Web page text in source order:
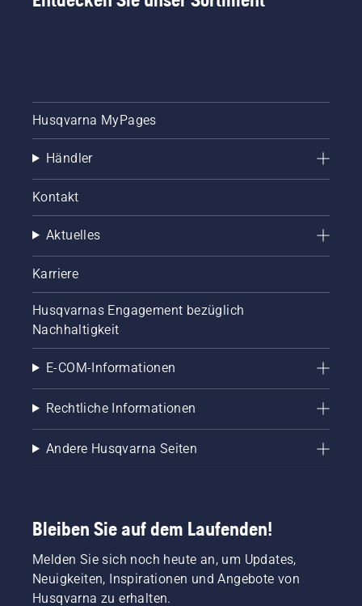
Husqvarna MyPages
Händler
Kontakt
Aktuelles
Karriere
Husqvarnas Engagement bezüglich
Nachhaltigkeit
E-COM-Informationen
Rechtliche Informationen
Andere Husqvarna Seiten
Bleiben Sie auf dem Laufenden!
Melden Sie sich noch heute an, um Updates,
Neuigkeiten, Inspirationen und Angebote von
Husqvarna zu erhalten.